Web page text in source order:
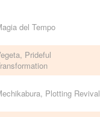
del Tempo
Prideful
Plotting Revival